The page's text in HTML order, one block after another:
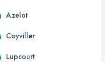
Azelot
Coyviller
Lupcourt